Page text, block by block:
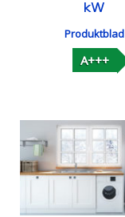
kW
Produktblad
A+++